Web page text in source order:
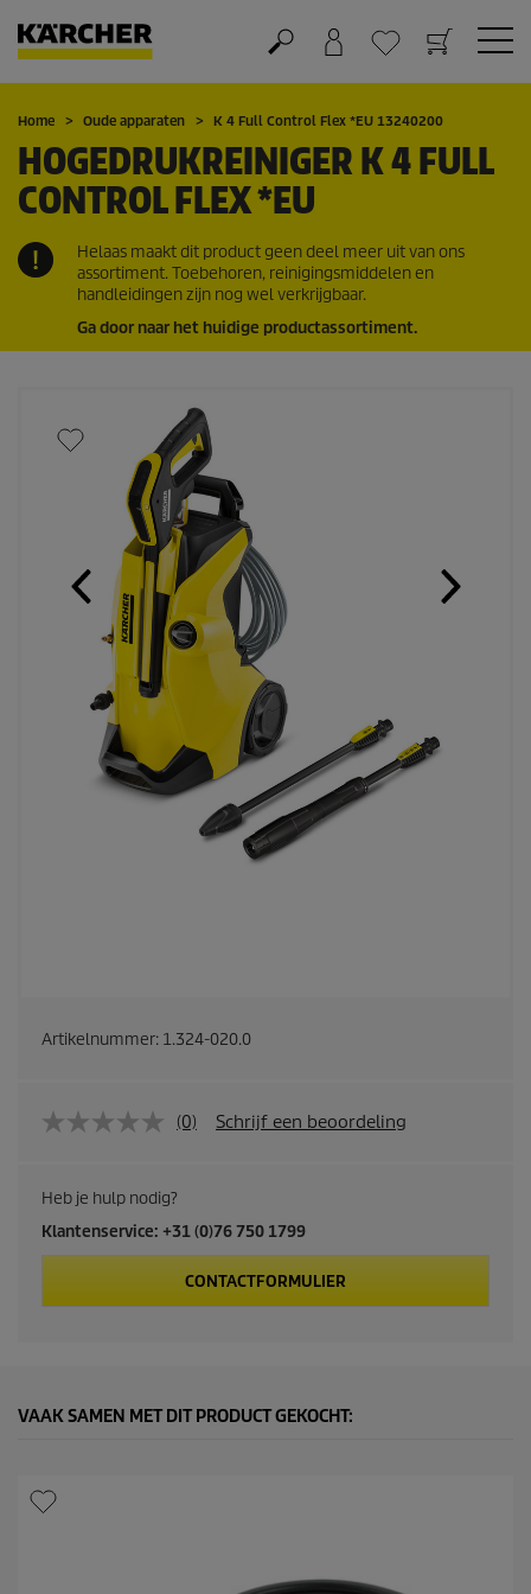
Winkelwagen
Wensenlijstje
Home Oude apparaten K 4 Full Control Flex *EU 13240200
HOGEDRUKREINIGER K 4 FULL
CONTROL FLEX *EU
Helaas maakt dit product geen deel meer uit van ons
assortiment. Toebehoren, reinigingsmiddelen en
handleidingen zijn nog wel verkrijgbaar.
Ga door naar het huidige productassortiment.
Artikelnummer: 1.324-020.0
(0) Schrijf een beoordeling
Heb je hulp nodig?
Klantenservice: +31 (0)76 750 1799
CONTACTFORMULIER
VAAK SAMEN MET DIT PRODUCT GEKOCHT: